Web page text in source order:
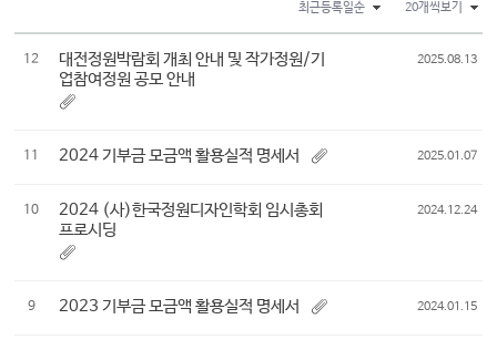
20개씩보기
최근등록일순
12
대전정원박람회 개최 안내 및 작가정원/기
업참여정원 공모 안내
2025.08.13
11 2024 기부금 모금액 활용실적 명세서 2025.01.07
10
2024 (사)한국정원디자인학회 임시총회
프로시딩
2024.12.24
9 2023 기부금 모금액 활용실적 명세서 2024.01.15